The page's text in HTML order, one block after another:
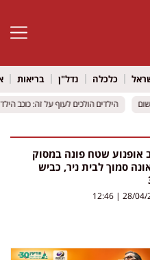
פתח
כלכלה נדל"ן בריאות
הילדים הולכים לעוף על זה: כוכב
הילדים הולכים לעוף על זה: כוכב
אופנוע שטח פונה במסוק
סמוך לבית ניר, כביש
28/04/